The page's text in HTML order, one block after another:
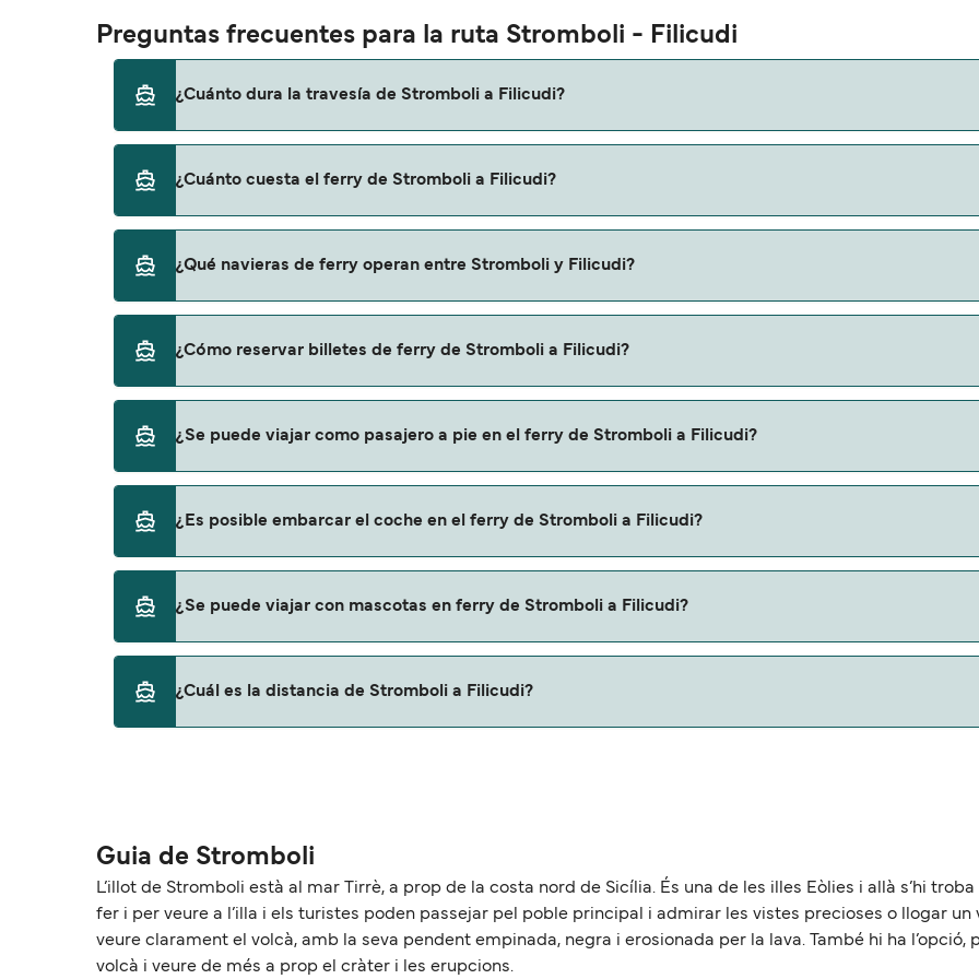
Preguntas frecuentes para la ruta Stromboli - Filicudi
¿Cuánto dura la travesía de Stromboli a Filicudi?
temporada a otra, por lo que te recomendamos que verifiques online la información más actualizada.
¿Cuánto cuesta el ferry de Stromboli a Filicudi?
no incluye los gastos de reserva.
¿Qué navieras de ferry operan entre Stromboli y Filicudi?
¿Cómo reservar billetes de ferry de Stromboli a Filicudi?
ofertas para descrubrir las últimas promociones y descuentos de las compañías navieras.
¿Se puede viajar como pasajero a pie en el ferry de Stromboli a Filicudi?
¿Es posible embarcar el coche en el ferry de Stromboli a Filicudi?
¿Se puede viajar con mascotas en ferry de Stromboli a Filicudi?
¿Cuál es la distancia de Stromboli a Filicudi?
Guia de Stromboli
L’illot de Stromboli està al mar Tirrè, a prop de la costa nord de Sicília. És una de les illes Eòlies i allà s’hi
fer i per veure a l’illa i els turistes poden passejar pel poble principal i admirar les vistes precioses o llogar
veure clarament el volcà, amb la seva pendent empinada, negra i erosionada per la lava. També hi ha l’opció,
volcà i veure de més a prop el cràter i les erupcions.